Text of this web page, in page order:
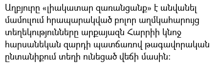
Աղբյուրը «լիակատար զառանցանք» է անվանել
մամուլում հրապարակված բոլոր աղմկահարույց
տեղեկությունները արքայազն Հարրիի կնոջ
հարսանեկան զարդի պատճառով թագավորական
ընտանիքում տեղի ունեցած վեճի մասին: